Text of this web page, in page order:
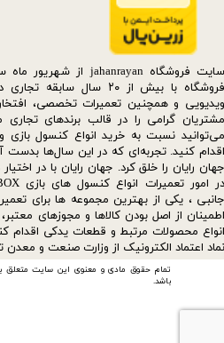
تمام حقوق مادی و معنوی این سایت متعلق
باشد.
فروشگاه با بیش از ۲۰ سال
ویدیویی و همچنین تعمیرات تخصصی،
مشتریان گرامی را در قالب برندهای تجاری
می‌توانید نسبت به خرید انواع کنسول بازی
اقدام کنید. تجربه‌ای که در این سال‌ها بدست
جهان رایان را خلق کرد. جهان رایان با در
جانبی ، یکی از بهترین مجموعه ها برای
اطمینان از اصل بودن کالاها و مجوزهای
انواع محصولات مرتبط و قطعات یدکی اقدام
نماد اعتماد الکترونیک از وزارت صنعت و